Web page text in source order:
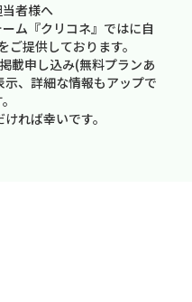
者様へ
ム『クリコネ』ではに自
提供しております。
載申し込み(無料プランあ
、詳細な情報もアップで
れば幸いです。